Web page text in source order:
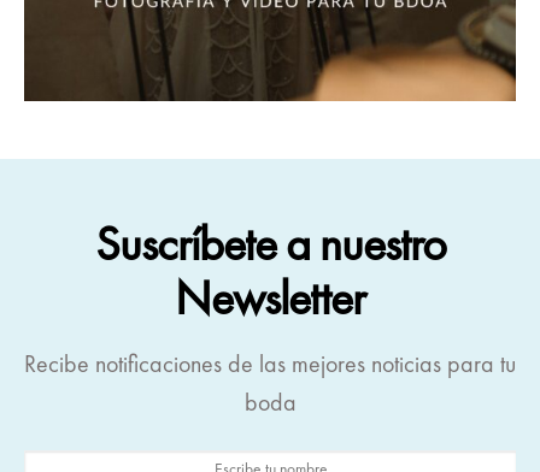
Suscríbete a nuestro
Newsletter
Recibe notificaciones de las mejores noticias para tu
boda